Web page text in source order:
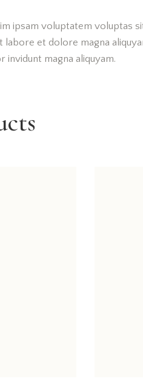
ipsam voluptatem voluptas
et dolore magna
magna aliquyam.